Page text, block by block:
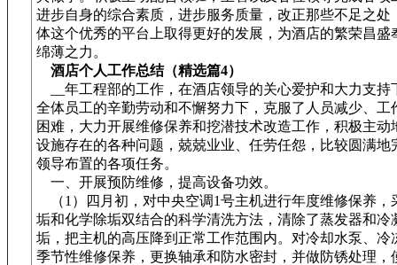
进步自身的综合素质，进步服务质量，改正那些不足之处
体这个优秀的平台上取得更好的发展，为酒店的繁荣昌盛
绵薄之力。
酒店个人工作总结（精选篇4）
__年工程部的工作，在酒店领导的关心爱护和大力支持
全体员工的辛勤劳动和不懈努力下，克服了人员减少、工
困难，大力开展维修保养和挖潜技术改造工作，积极主动
设施存在的各种问题，兢兢业业、任劳任怨，比较圆满地
领导布置的各项任务。
一、开展预防维修，提高设备功效。
（1）四月初，对中央空调1号主机进行年度维修保养，
垢和化学除垢双结合的科学清洗方法，清除了蒸发器和冷
垢，把主机的高压降到正常工作范围内。对冷却水泵、冷
季节性维修保养，更换轴承和防水密封，并做防锈处理，